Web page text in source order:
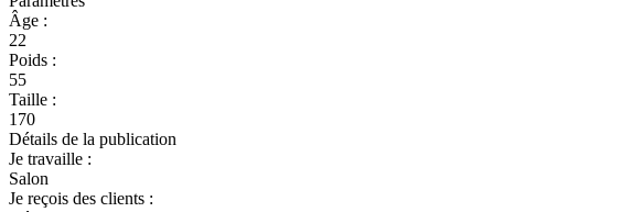
Âge :
22
Poids :
55
Taille :
170
Détails de la publication
Je travaille :
Salon
Je reçois des clients :